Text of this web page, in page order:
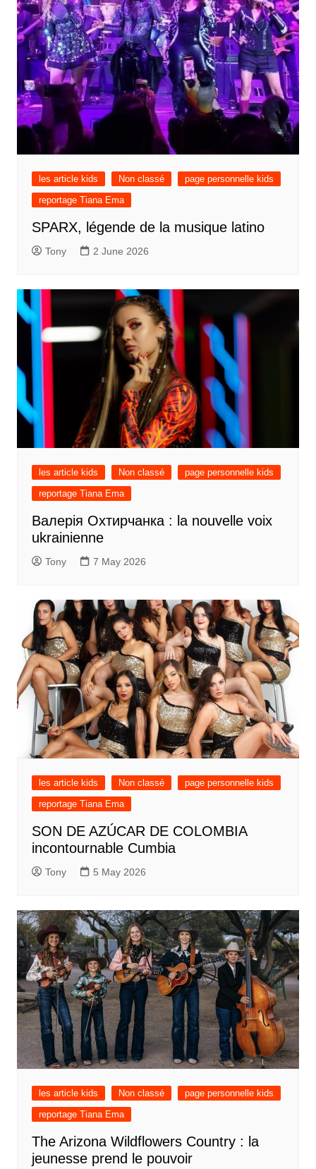
les article kids Non classé
page personnelle kids
reportage Tiana Ema
SPARX, légende de la musique latino
Tony 2 June 2026
les article kids Non classé
page personnelle kids
reportage Tiana Ema
Валерія Охтирчанка : la nouvelle voix
ukrainienne
Tony 7 May 2026
les article kids Non classé
page personnelle kids
reportage Tiana Ema
SON DE AZÚCAR DE COLOMBIA
incontournable Cumbia
Tony 5 May 2026
les article kids Non classé
page personnelle kids
reportage Tiana Ema
The Arizona Wildflowers Country : la
jeunesse prend le pouvoir